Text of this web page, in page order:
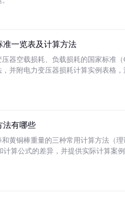
准一览表及计算方法
器空载损耗、负载损耗的国家标准
并附电力变压器损耗计算实例表格
法有哪些
黄铜棒重量的三种常用计算方法（
计算公式的差异，并提供实际计算案